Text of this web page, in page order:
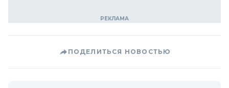
ПОДЕЛИТЬСЯ НОВОСТЬЮ